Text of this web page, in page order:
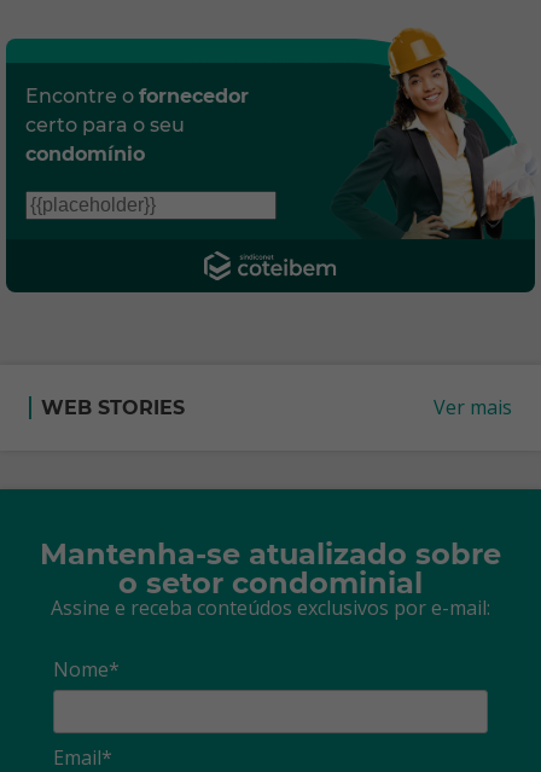
Encontre o fornecedor
certo para o seu
condomínio
WEB STORIES Ver mais
Mantenha-se atualizado sobre
o setor condominial
Assine e receba conteúdos exclusivos por e-mail:
Nome*
Email*